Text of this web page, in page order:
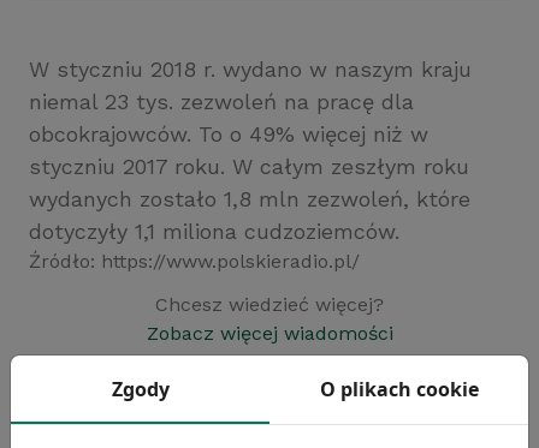
W styczniu 2018 r. wydano w naszym kraju
niemal 23 tys. zezwoleń na pracę dla
obcokrajowców. To o 49% więcej niż w
styczniu 2017 roku. W całym zeszłym roku
wydanych zostało 1,8 mln zezwoleń, które
dotyczyły 1,1 miliona cudzoziemców.
Źródło: https://www.polskieradio.pl/
Chcesz wiedzieć więcej?
Zobacz więcej wiadomości
Zgody O plikach cookie